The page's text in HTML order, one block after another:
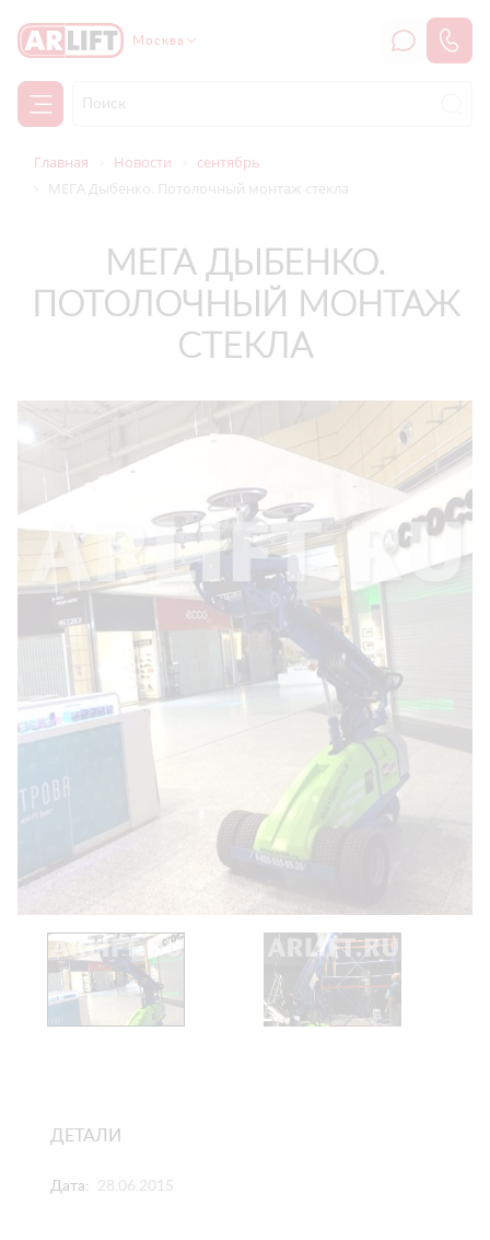
Москва
Главная Новости
сентябрь
МЕГА Дыбенко. Потолочный монтаж стекла
МЕГА ДЫБЕНКО.
ПОТОЛОЧНЫЙ МОНТАЖ
СТЕКЛА
ДЕТАЛИ
Дата: 28.06.2015